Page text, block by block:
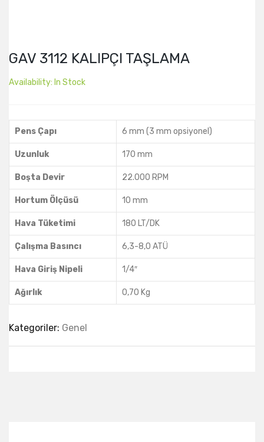
GAV 3112 KALIPÇI TAŞLAMA
Availability: In Stock
Pens Çapı 6 mm (3 mm opsiyonel)
Uzunluk 170 mm
Boşta Devir 22.000 RPM
Hortum Ölçüsü 10 mm
Hava Tüketimi 180 LT/DK
Çalışma Basıncı 6,3-8,0 ATÜ
Hava Giriş Nipeli 1/4″
Ağırlık 0,70 Kg
Kategoriler: Genel